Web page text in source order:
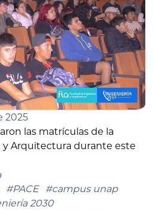
2025
las matrículas de la
y Arquitectura durante este
#PACE
#campus unap
2030